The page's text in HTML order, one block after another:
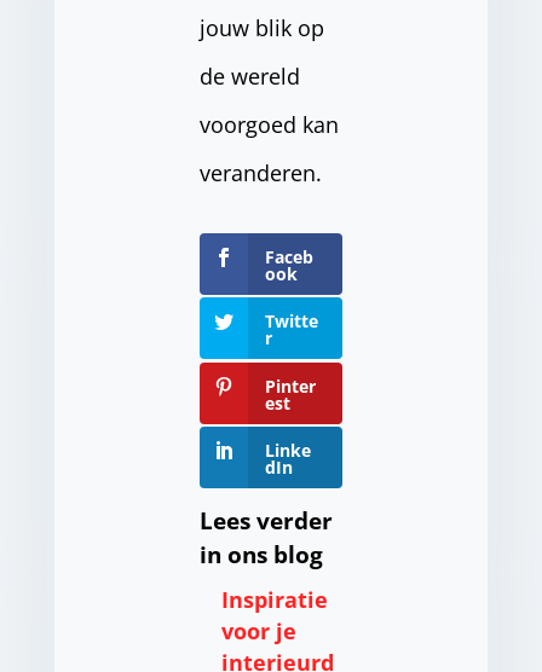
jouw blik op
de wereld
voorgoed kan
veranderen.
Faceb
ook
Twitte
r
Pinter
est
Linke
dIn
Lees verder
in ons blog
Inspiratie
voor je
interieurd